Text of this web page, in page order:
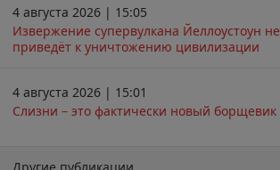
4 августа 2026 | 15:05
Извержение супервулкана Йеллоустоун не
приведёт к уничтожению цивилизации
4 августа 2026 | 15:01
Слизни – это фактически новый борщевик